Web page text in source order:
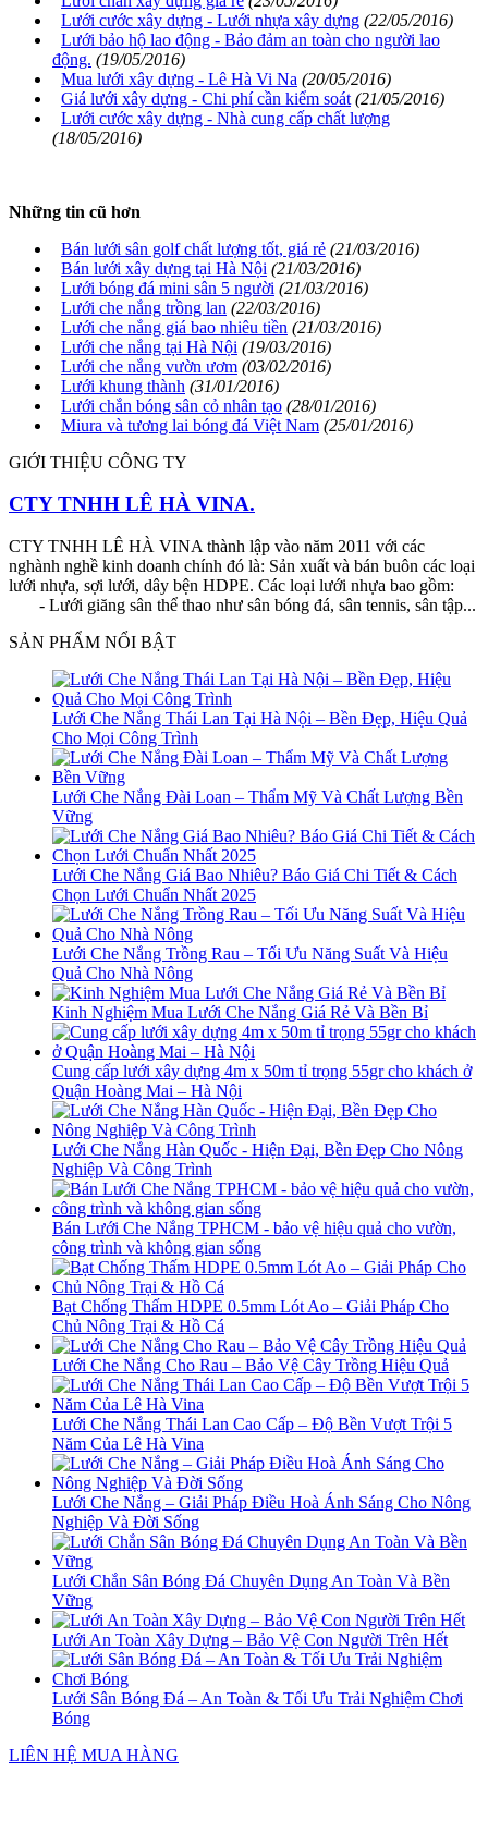
Lưới cước xây dựng - Lưới nhựa xây dựng (22/05/2016)
Lưới bảo hộ lao động - Bảo đảm an toàn cho người lao
động. (19/05/2016)
Mua lưới xây dựng - Lê Hà Vi Na (20/05/2016)
Giá lưới xây dựng - Chi phí cần kiểm soát (21/05/2016)
Lưới cước xây dựng - Nhà cung cấp chất lượng
(18/05/2016)
Những tin cũ hơn
Bán lưới sân golf chất lượng tốt, giá rẻ (21/03/2016)
Bán lưới xây dựng tại Hà Nội (21/03/2016)
Lưới bóng đá mini sân 5 người (21/03/2016)
Lưới che nắng trồng lan (22/03/2016)
Lưới che nắng giá bao nhiêu tiền (21/03/2016)
Lưới che nắng tại Hà Nội (19/03/2016)
Lưới che nắng vườn ươm (03/02/2016)
Lưới khung thành (31/01/2016)
Lưới chắn bóng sân cỏ nhân tạo (28/01/2016)
Miura và tương lai bóng đá Việt Nam (25/01/2016)
GIỚI THIỆU CÔNG TY
CTY TNHH LÊ HÀ VINA.
CTY TNHH LÊ HÀ VINA thành lập vào năm 2011 với các
nghành nghề kinh doanh chính đó là: Sản xuất và bán buôn các loại
lưới nhựa, sợi lưới, dây bện HDPE. Các loại lưới nhựa bao gồm:
- Lưới giăng sân thể thao như sân bóng đá, sân tennis, sân tập...
SẢN PHẨM NỔI BẬT
Lưới Che Nắng Thái Lan Tại Hà Nội – Bền Đẹp, Hiệu Quả
Cho Mọi Công Trình
Lưới Che Nắng Đài Loan – Thẩm Mỹ Và Chất Lượng Bền
Vững
Lưới Che Nắng Giá Bao Nhiêu? Báo Giá Chi Tiết & Cách
Chọn Lưới Chuẩn Nhất 2025
Lưới Che Nắng Trồng Rau – Tối Ưu Năng Suất Và Hiệu
Quả Cho Nhà Nông
Kinh Nghiệm Mua Lưới Che Nắng Giá Rẻ Và Bền Bỉ
Cung cấp lưới xây dựng 4m x 50m tỉ trọng 55gr cho khách ở
Quận Hoàng Mai – Hà Nội
Lưới Che Nắng Hàn Quốc - Hiện Đại, Bền Đẹp Cho Nông
Nghiệp Và Công Trình
Bán Lưới Che Nắng TPHCM - bảo vệ hiệu quả cho vườn,
công trình và không gian sống
Bạt Chống Thấm HDPE 0.5mm Lót Ao – Giải Pháp Cho
Chủ Nông Trại & Hồ Cá
Lưới Che Nắng Cho Rau – Bảo Vệ Cây Trồng Hiệu Quả
Lưới Che Nắng Thái Lan Cao Cấp – Độ Bền Vượt Trội 5
Năm Của Lê Hà Vina
Lưới Che Nắng – Giải Pháp Điều Hoà Ánh Sáng Cho Nông
Nghiệp Và Đời Sống
Lưới Chắn Sân Bóng Đá Chuyên Dụng An Toàn Và Bền
Vững
Lưới An Toàn Xây Dựng – Bảo Vệ Con Người Trên Hết
Lưới Sân Bóng Đá – An Toàn & Tối Ưu Trải Nghiệm Chơi
Bóng
LIÊN HỆ MUA HÀNG